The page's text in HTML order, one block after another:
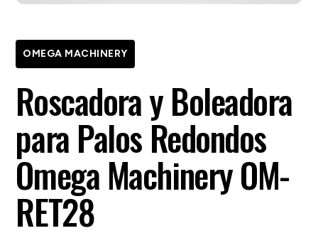
OMEGA MACHINERY
Roscadora y Boleadora
para Palos Redondos
Omega Machinery OM-
RET28